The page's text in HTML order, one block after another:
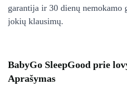
garantija ir 30 dienų nemokamo
jokių klausimų.
BabyGo SleepGood prie
Aprašymas